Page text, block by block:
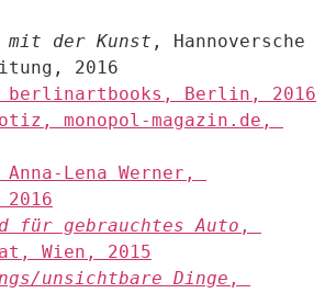
mit der Kunst , Hannoversche
berlinartbooks, Berlin, 2016
monopol-magazin.de,
Lena Werner,
für gebrauchtes Auto ,
Wien, 2015
unsichtbare Dinge ,